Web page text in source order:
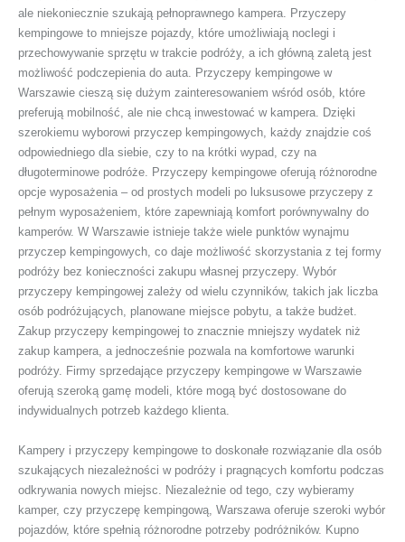
ale niekoniecznie szukają pełnoprawnego kampera. Przyczepy
kempingowe to mniejsze pojazdy, które umożliwiają noclegi i
przechowywanie sprzętu w trakcie podróży, a ich główną zaletą jest
możliwość podczepienia do auta. Przyczepy kempingowe w
Warszawie cieszą się dużym zainteresowaniem wśród osób, które
preferują mobilność, ale nie chcą inwestować w kampera. Dzięki
szerokiemu wyborowi przyczep kempingowych, każdy znajdzie coś
odpowiedniego dla siebie, czy to na krótki wypad, czy na
długoterminowe podróże. Przyczepy kempingowe oferują różnorodne
opcje wyposażenia – od prostych modeli po luksusowe przyczepy z
pełnym wyposażeniem, które zapewniają komfort porównywalny do
kamperów. W Warszawie istnieje także wiele punktów wynajmu
przyczep kempingowych, co daje możliwość skorzystania z tej formy
podróży bez konieczności zakupu własnej przyczepy. Wybór
przyczepy kempingowej zależy od wielu czynników, takich jak liczba
osób podróżujących, planowane miejsce pobytu, a także budżet.
Zakup przyczepy kempingowej to znacznie mniejszy wydatek niż
zakup kampera, a jednocześnie pozwala na komfortowe warunki
podróży. Firmy sprzedające przyczepy kempingowe w Warszawie
oferują szeroką gamę modeli, które mogą być dostosowane do
indywidualnych potrzeb każdego klienta.
Kampery i przyczepy kempingowe to doskonałe rozwiązanie dla osób
szukających niezależności w podróży i pragnących komfortu podczas
odkrywania nowych miejsc. Niezależnie od tego, czy wybieramy
kamper, czy przyczepę kempingową, Warszawa oferuje szeroki wybór
pojazdów, które spełnią różnorodne potrzeby podróżników. Kupno